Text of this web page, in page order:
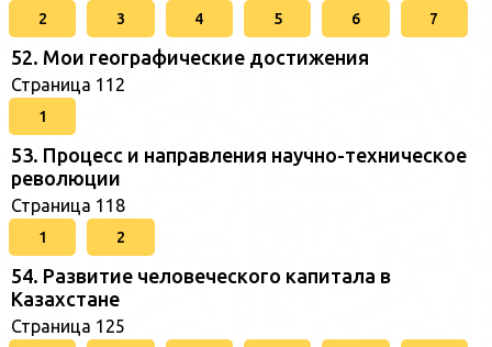
2 3 4 5 6 7
52. Мои географические достижения
Страница 112
1
53. Процесс и направления научно-техническое
революции
Страница 118
1 2
54. Развитие человеческого капитала в
Казахстане
Страница 125